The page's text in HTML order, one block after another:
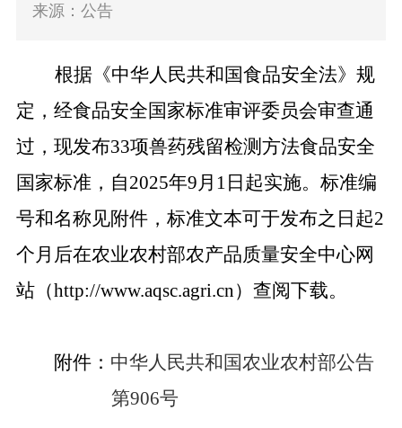
来源：公告
根据《中华人民共和国食品安全法》规
定，经食品安全国家标准审评委员会审查通
过，现发布33项兽药残留检测方法食品安全
国家标准，自2025年9月 1日起实施。标准编
号和名称见附件，标准文本可于发布之日起2
个月后在农业农村部农产品质量安全中心网
站（http://www.aqsc.agri.cn）查阅下载。
附件： 中华人民共和国农业农村部公告
第906号